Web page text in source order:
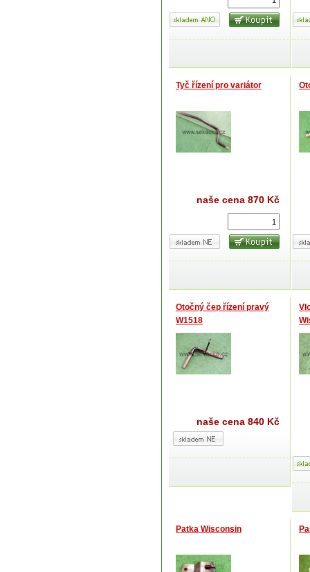
Tyč řízení pro variátor
naše cena 870 Kč
Otočný čep řízení pravý
W1518
naše cena 840 Kč
Patka Wisconsin